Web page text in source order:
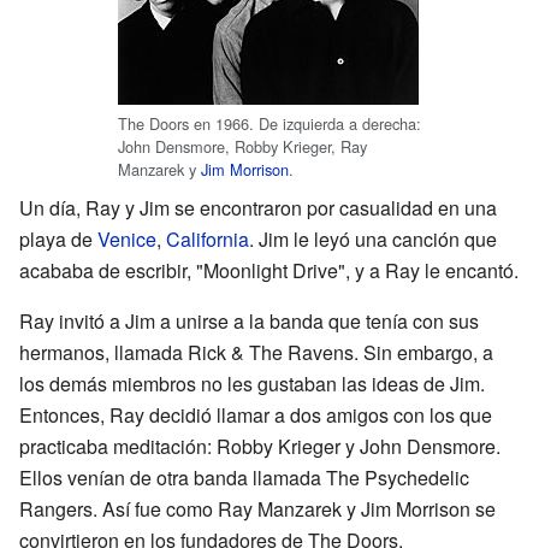
The Doors en 1966. De izquierda a derecha:
John Densmore, Robby Krieger, Ray
Manzarek y Jim Morrison.
Un día, Ray y Jim se encontraron por casualidad en una
playa deVenice, California. Jim le leyó una canción que
acababa de escribir, "Moonlight Drive", y a Ray le encantó.
Ray invitó a Jim a unirse a la banda que tenía con sus
hermanos, llamada Rick & The Ravens. Sin embargo, a
los demás miembros no les gustaban las ideas de Jim.
Entonces, Ray decidió llamar a dos amigos con los que
practicaba meditación: Robby Krieger y John Densmore.
Ellos venían de otra banda llamada The Psychedelic
Rangers. Así fue como Ray Manzarek y Jim Morrison se
convirtieron en los fundadores de The Doors.